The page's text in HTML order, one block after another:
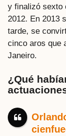
y finalizó sexto
2012. En 2013
tarde, se
cinco aros que
Janeiro.
¿Qué